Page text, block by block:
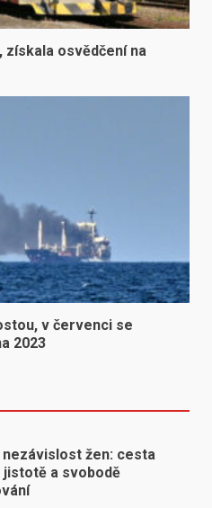
získala osvědčení na
v červenci se
2023
nezávislost žen: cesta
jistotě a svobodě